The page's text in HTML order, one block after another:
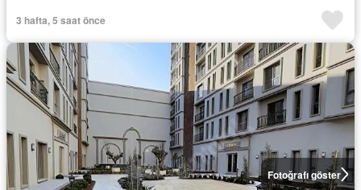
3 hafta, 5 saat önce
Fotoğrafı göster